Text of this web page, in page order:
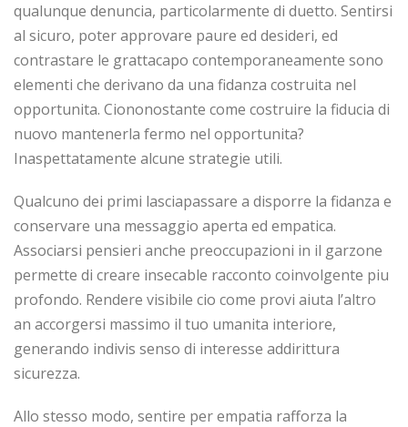
qualunque denuncia, particolarmente di duetto. Sentirsi
al sicuro, poter approvare paure ed desideri, ed
contrastare le grattacapo contemporaneamente sono
elementi che derivano da una fidanza costruita nel
opportunita. Ciononostante come costruire la fiducia di
nuovo mantenerla fermo nel opportunita?
Inaspettatamente alcune strategie utili.
Qualcuno dei primi lasciapassare a disporre la fidanza e
conservare una messaggio aperta ed empatica.
Associarsi pensieri anche preoccupazioni in il garzone
permette di creare insecable racconto coinvolgente piu
profondo. Rendere visibile cio come provi aiuta l’altro
an accorgersi massimo il tuo umanita interiore,
generando indivis senso di interesse addirittura
sicurezza.
Allo stesso modo, sentire per empatia rafforza la